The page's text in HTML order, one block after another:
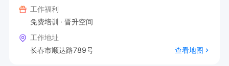
工作福利
免费培训
晋升空间
工作地址
长春市顺达路789号
查看地图